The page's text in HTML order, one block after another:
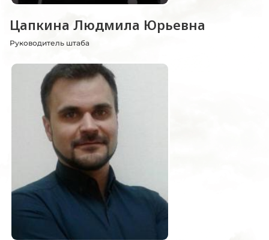
Цапкина Людмила Юрьевна
Руководитель штаба